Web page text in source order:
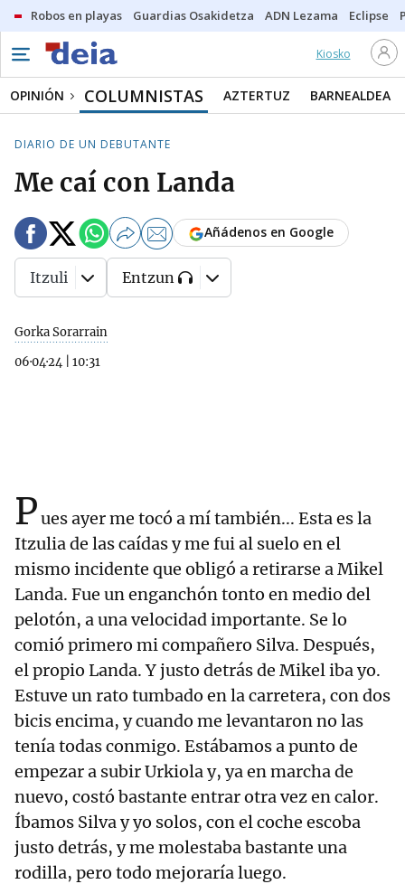
Robos en playas Guardias Osakidetza ADN Lezama Eclipse
Kiosko
OPINIÓN COLUMNISTAS AZTERTUZ BARNEALDEA
DIARIO DE UN DEBUTANTE
Me caí con Landa
Gorka Sorarrain
06·04·24
10:31
Añádenos en Google
Itzuli Entzun
Pues ayer me tocó a mí también... Esta es la
Itzulia de las caídas y me fui al suelo en el
mismo incidente que obligó a retirarse a Mikel
Landa. Fue un enganchón tonto en medio del
pelotón, a una velocidad importante. Se lo
comió primero mi compañero Silva. Después,
el propio Landa. Y justo detrás de Mikel iba yo.
Estuve un rato tumbado en la carretera, con dos
bicis encima, y cuando me levantaron no las
tenía todas conmigo. Estábamos a punto de
empezar a subir Urkiola y, ya en marcha de
nuevo, costó bastante entrar otra vez en calor.
Íbamos Silva y yo solos, con el coche escoba
justo detrás, y me molestaba bastante una
rodilla, pero todo mejoraría luego.